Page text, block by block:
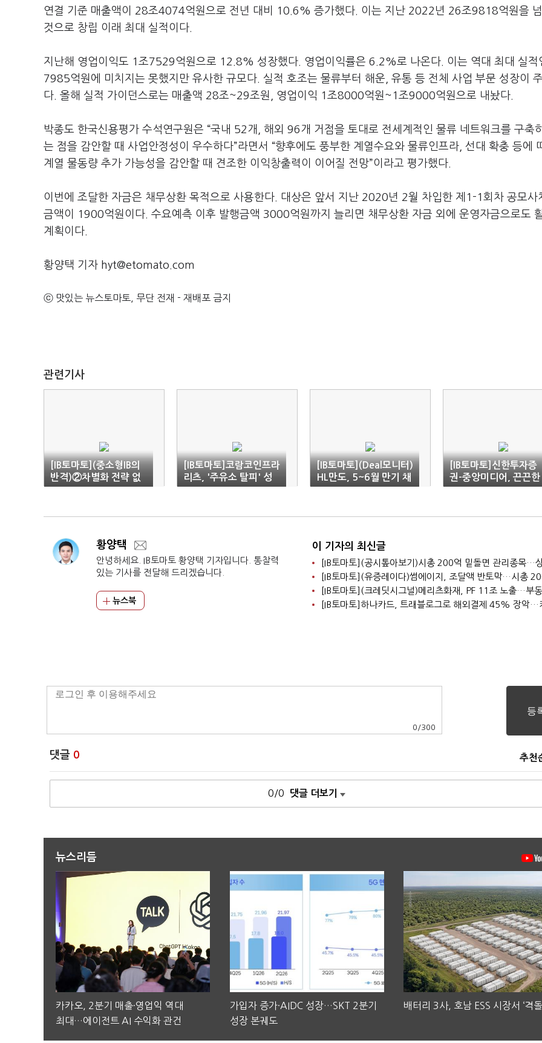
연결 기준 매출액이 28조4074억원으로 전년 대비 10.6% 증가했다. 이는 지난 2022년 26조9818억원을
것으로 창립 이래 최대 실적이다.
지난해 영업이익도 1조7529억원으로 12.8% 성장했다. 영업이익률은 6.2%로 나온다. 이는 역대 최대 실적
7985억원에 미치지는 못했지만 유사한 규모다. 실적 호조는 물류부터 해운, 유통 등 전체 사업 부문 성장이
다. 올해 실적 가이던스로는 매출액 28조~29조원, 영업이익 1조8000억원~1조9000억원으로 내놨다.
박종도 한국신용평가 수석연구원은 “국내 52개, 해외 96개 거점을 토대로 전세계적인 물류 네트워크를 구축
는 점을 감안할 때 사업안정성이 우수하다”라면서 “향후에도 풍부한 계열수요와 물류인프라, 선대 확충 등에
계열 물동량 추가 가능성을 감안할 때 견조한 이익창출력이 이어질 전망”이라고 평가했다.
이번에 조달한 자금은 채무상환 목적으로 사용한다. 대상은 앞서 지난 2020년 2월 차입한 제1-1회차 공모사
금액이 1900억원이다. 수요예측 이후 발행금액 3000억원까지 늘리면 채무상환 자금 외에 운영자금으로도
계획이다.
황양택 기자 hyt@etomato.com
ⓒ 맛있는 뉴스토마토, 무단 전재 - 재배포 금지
관련기사
[IB토마토](중소형IB의
반격)②차별화 전략 없
으면 도태…'협업·발
[IB토마토]코람코인프라
리츠, '주유소 탈피' 성
과…배당 확대 시동
[IB토마토](Deal모니터)
HL만도, 5~6월 만기 채
무 대응…2000억 회사
[IB토마토]신한투자증
권-중앙미디어, 끈끈한
동행…실적 악화에 균
황양택
안녕하세요. IB토마토 황양택 기자입니다. 통찰력
있는 기사를 전달해 드리겠습니다.
뉴스북
이 기자의 최신글
0 /300
댓글 0 추천
0/0 댓글 더보기
뉴스리듬
카카오, 2분기 매출·영업익 역대
최대…에이전트 AI 수익화 관건
가입자 증가·AIDC 성장…SKT 2분기
성장 본궤도
배터리 3사, 호남 ESS 시장서 ‘격돌